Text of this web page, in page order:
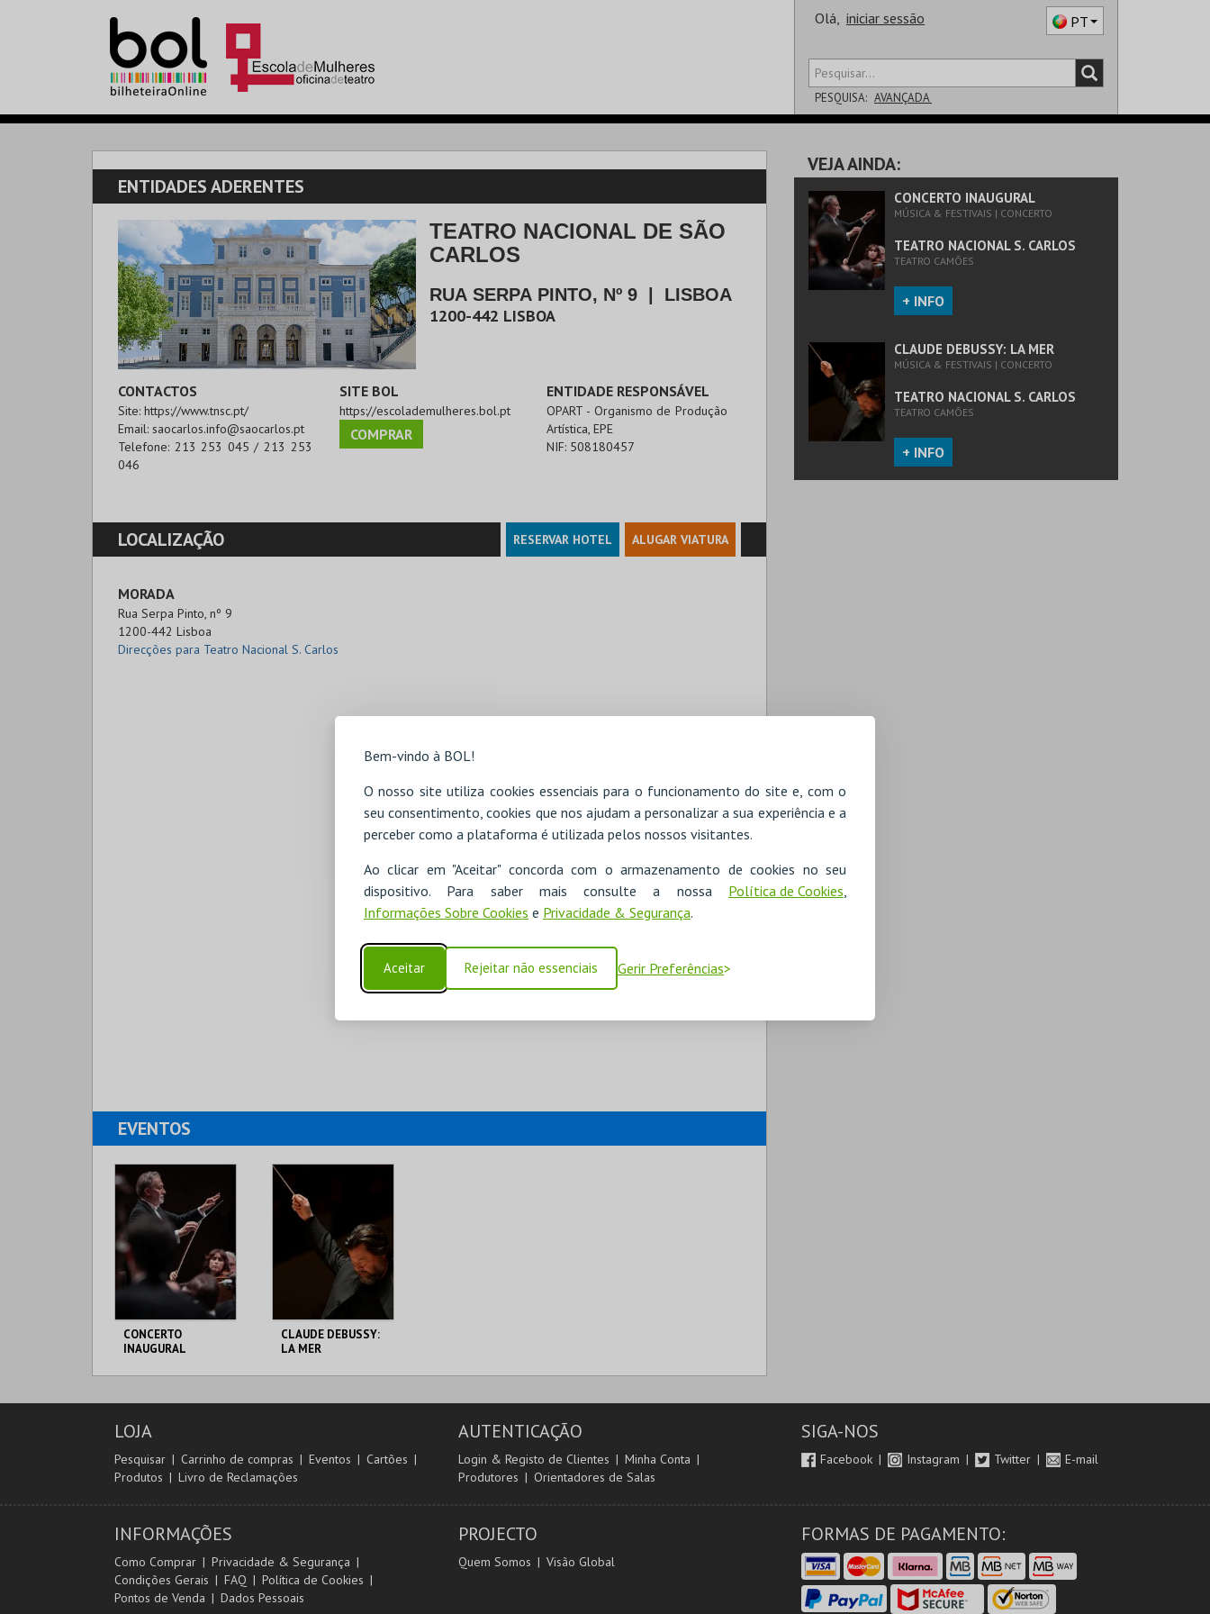
Bem-vindo à BOL!
O nosso site utiliza cookies essenciais para o funcionamento do site e, com o
seu consentimento, cookies que nos ajudam a personalizar a sua experiência e a
perceber como a plataforma é utilizada pelos nossos visitantes.
Ao clicar em "Aceitar" concorda com o armazenamento de cookies no seu
dispositivo. Para saber mais consulte a nossa Política de Cookies,
Informações Sobre Cookies e Privacidade & Segurança.
Aceitar Rejeitar não essenciais Gerir Preferências
Olá, iniciar sessão PT
PESQUISA: AVANÇADA
SALA
ENTIDADES ADERENTES
TEATRO NACIONAL DE SÃO
CARLOS
RUA SERPA PINTO, Nº 9 LISBOA
1200-442 LISBOA
CONTACTOS
Site: https://www.tnsc.pt/
Email: saocarlos.info@saocarlos.pt
Telefone: 213 253 045 / 213 253
046
SITE BOL
https://escolademulheres.bol.pt
COMPRAR
ENTIDADE RESPONSÁVEL
OPART - Organismo de Produção
Artística, EPE
NIF: 508180457
LOCALIZAÇÃO RESERVAR HOTEL ALUGAR VIATURA
MORADA
Rua Serpa Pinto, nº 9
1200-442 Lisboa
Direcções para Teatro Nacional S. Carlos
EVENTOS
CONCERTO
INAUGURAL
S. CARLOS
COMPRAR
CLAUDE DEBUSSY:
LA MER
S. CARLOS
VEJA AINDA:
CONCERTO INAUGURAL
MÚSICA & FESTIVAIS | CONCERTO
TEATRO NACIONAL S. CARLOS
TEATRO CAMÕES
+ INFO
CLAUDE DEBUSSY: LA MER
MÚSICA & FESTIVAIS | CONCERTO
TEATRO NACIONAL S. CARLOS
TEATRO CAMÕES
+ INFO
LOJA
Pesquisar Carrinho de compras Eventos
Cartões
Produtos
Livro de Reclamações
AUTENTICAÇÃO
Login & Registo de Clientes
Minha Conta
Produtores
Orientadores de Salas
SIGA-NOS
Facebook Instagram Twitter E-mail
INFORMAÇÕES
Como Comprar
Privacidade & Segurança
Condições Gerais
FAQ
Política de Cookies
Pontos de Venda
Dados Pessoais
PROJECTO
Quem Somos Visão Global
FORMAS DE PAGAMENTO: